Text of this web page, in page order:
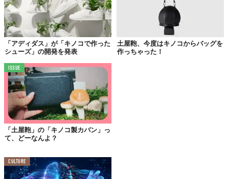
「Phellinus Robiniae」と呼ばれる硬いキノコ。
レンガを造るためには「Mycelium（菌糸体）」 と呼ばれるキノ
コの根っこのようなものがカギとなる。枝分かれして
っていくその性質を利用して、穀類などと一緒に培養。そして、
レンガの型に入れて密度を高めて強固にし、最後に菌糸体の成長
を止めるためにオーブンで数時間焼けば......
のレンガの出来上がり！
「キノコ製のレンガ」なんて聞くと
りそうだが、重さのストレステストもなんなくクリアして
十分そう。二酸化炭素の発生を抑えられるし、使い終わったら地
球に還元できるのもいいところ。
んて！
最近では、すでにキノコを素材にした
「アディダス」が「キノコで作った
シューズ」の開発を発表
土屋鞄、今度はキノコからバッグを
作っちゃった！
ISSUE
「土屋鞄」の「キノコ製カバン」っ
て、どーなんよ？
CULTURE